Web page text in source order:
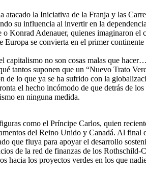
la Iniciativa de la Franja y las
su influencia al invertir en la
Konrad Adenauer, quienes imaginaron
se convierta en el primer
capitalismo no son cosas malas que
tantos suponen que un “Nuevo Trato
de lo que ya se ha sufrido con la
el hecho incómodo de que detrás de
en ninguna medida.
como el Príncipe Carlos, quien
del Reino Unido y Canadá. Al
que fluya para apoyar el desarrollo
de la red de finanzas de los
hacia los proyectos verdes en los que